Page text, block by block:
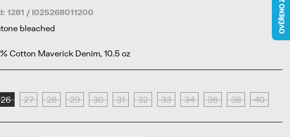
1281 / I025268011200
bleached
Cotton Maverick Denim, 10.5 oz
26 27 28 29 30 31 32 33 34 36 38 40